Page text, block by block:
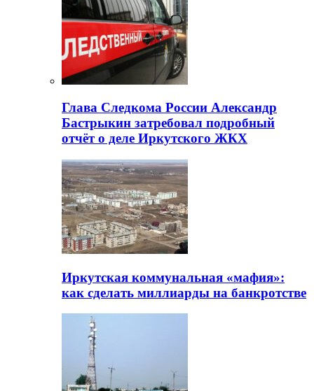
Глава Следкома России Александр
Бастрыкин затребовал подробный
отчёт о деле Иркутского ЖКХ
Иркутская коммунальная «мафия»:
как сделать миллиарды на банкротстве